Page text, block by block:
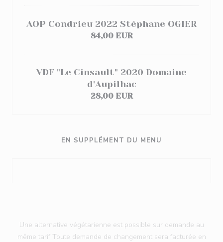
AOP Condrieu 2022 Stéphane OGIER
84,00 EUR
VDF "Le Cinsault" 2020 Domaine
d'Aupilhac
28,00 EUR
EN SUPPLÉMENT DU MENU
Une alternative végétarienne est possible sur demande au
même tarif Toute demande de changement sera facturée en